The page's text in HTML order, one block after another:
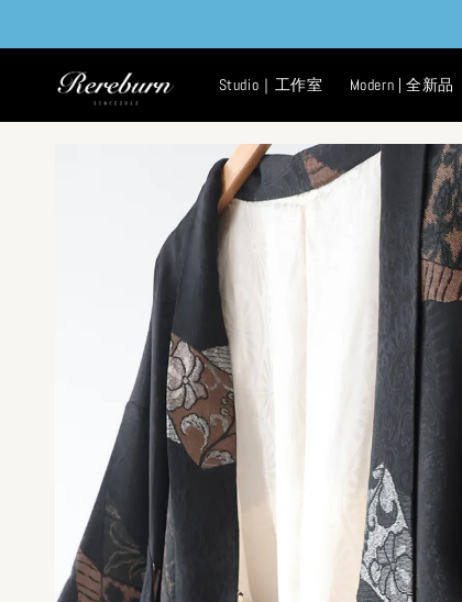
Studio｜工作室 Modern | 全新品